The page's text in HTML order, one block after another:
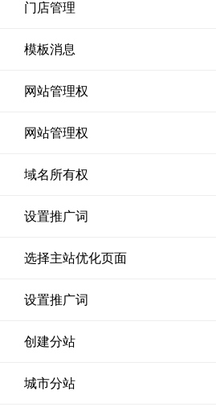
门店管理
模板消息
网站管理权
网站管理权
域名所有权
设置推广词
选择主站优化页面
设置推广词
创建分站
城市分站